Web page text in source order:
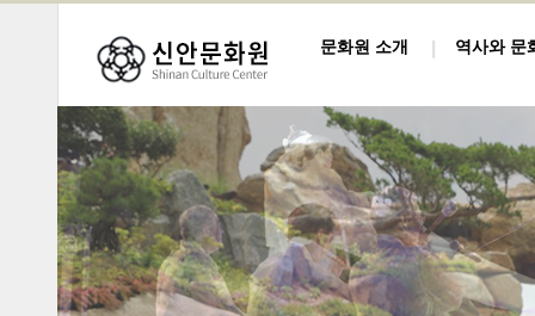
문화원 소개 역사와 문